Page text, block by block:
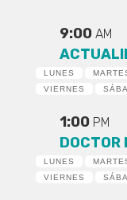
9:00 AM
LUNES
VIERNES
1:00 PM
DOCTOR
LUNES
VIERNES